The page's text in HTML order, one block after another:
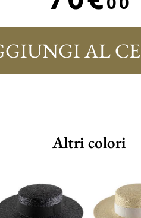
AL
Altri colori